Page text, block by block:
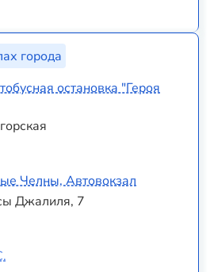
города
остановка "Героя
Челны, Автовокзал
Джалиля, 7